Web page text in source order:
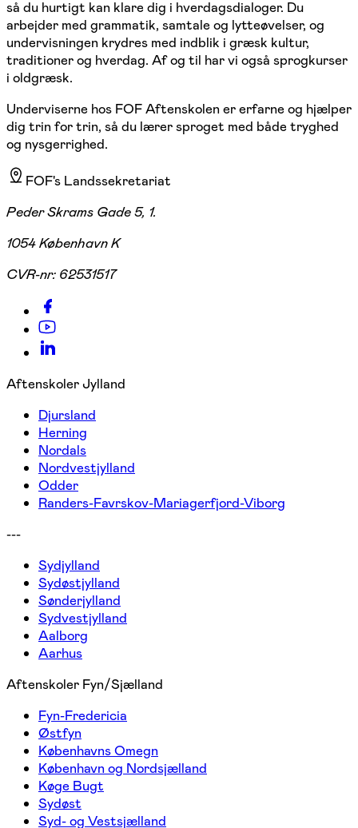
så du hurtigt kan klare dig i hverdagsdialoger. Du
arbejder med grammatik, samtale og lytteøvelser, og
undervisningen krydres med indblik i græsk kultur,
traditioner og hverdag. Af og til har vi også sprogkurser
i oldgræsk.
Underviserne hos FOF Aftenskolen er erfarne og hjælper
dig trin for trin, så du lærer sproget med både tryghed
og nysgerrighed.
FOF's Landssekretariat
Peder Skrams Gade 5, 1.
1054 København K
CVR-nr: 62531517
Aftenskoler Jylland
Djursland
Herning
Nordals
Nordvestjylland
Odder
Randers-Favrskov-Mariagerfjord-Viborg
---
Sydjylland
Sydøstjylland
Sønderjylland
Sydvestjylland
Aalborg
Aarhus
Aftenskoler Fyn/Sjælland
Fyn-Fredericia
Østfyn
Københavns Omegn
København og Nordsjælland
Køge Bugt
Sydøst
Syd- og Vestsjælland